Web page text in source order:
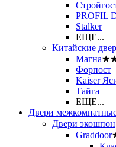
PROFIL
Stalker
ЕЩЕ...
Китайские
Магна
Форпост
Kaiser
Тайга
ЕЩЕ...
Двери
Двери экошпон
Graddoor